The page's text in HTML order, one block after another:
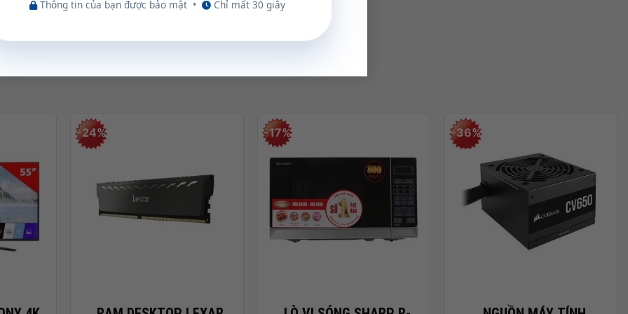
Thông tin của bạn được bảo mật • Chỉ mất 30 giây
Panel, 144Hz refresh rate, 300nits, 45% NTSC color
certified, Screen-to-body ratio: 86%
GPU
for display / power delivery (data speed up to 5Gbps)
thêm
-24% -17% -36%